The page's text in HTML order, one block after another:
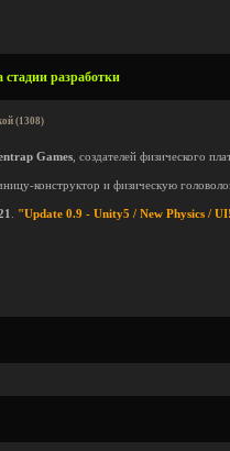
стадии разработки
(1308)
Games , создателей физического
конструктор и физическую
"Update 0.9 - Unity5 / New Physics /